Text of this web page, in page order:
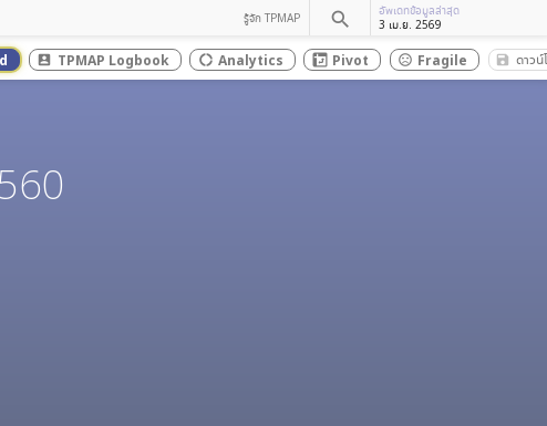
รู้จัก TPMAP search
อัพเดทข้อมูลล่าสุด
3 เม.ย. 2569
account_box TPMAP Logbook donut_large Analytics Pivot sentiment_dissatisfied Fragile ดาวน์